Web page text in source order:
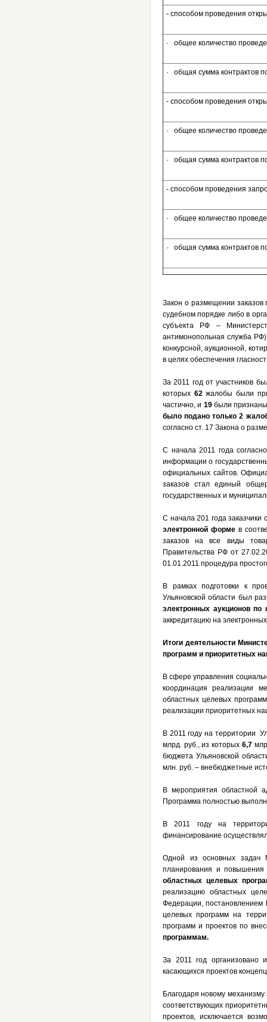
- способом проведения
· общее количество
· общая сумма контрактов
- способом проведения
· общее количество
· общая сумма контрактов
- способом проведения
· общее количество
· общая сумма контрактов
Закон о размещении заказов
судебном порядке либо в
субъекта РФ –
антимонопольная служба
конкурсной, аукционной,
в целях обеспечения
За 2011 год от участников
которых 62жалобы были
частично, и 19были
было подано только 2
согласно ст. 17 Закона о
С начала 2011 года
информации о
официальных сайтов.
заказов стал единый
государственных и
С начала 201 года
электронной форме в
заказов на все виды
Правительства РФ от
01.01.2011 процедура
В рамках подготовки к
Ульяновской области был
электронных аукционов
аккредитацию на
Итоги деятельности
программ и приоритетных
В сфере управления
координация реализации
областных целевых
реализации приоритетных
В 2011 году на территории
млрд. руб., из которых 6,7
бюджета Ульяновской
млн. руб. – внебюджетные
В мероприятия областной
Программа полностью
В 2011 году на
финансирование
Одной из основных задач
планирования и
областных целевых
реализацию областных
Федерации, постановлением
целевых программ на
программ и проектов по
программам.
За 2011 год организовано
касающихся проектов
Благодаря новому
соответствующих
проектов, исключается